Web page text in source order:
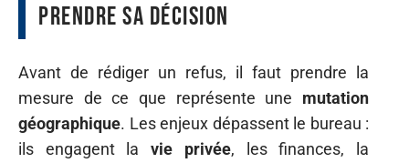
prendre sa décision
Avant de rédiger un refus, il faut prendre la
mesure de ce que représente une mutation
géographique. Les enjeux dépassent le bureau :
ils engagent lavie privée, les finances, la